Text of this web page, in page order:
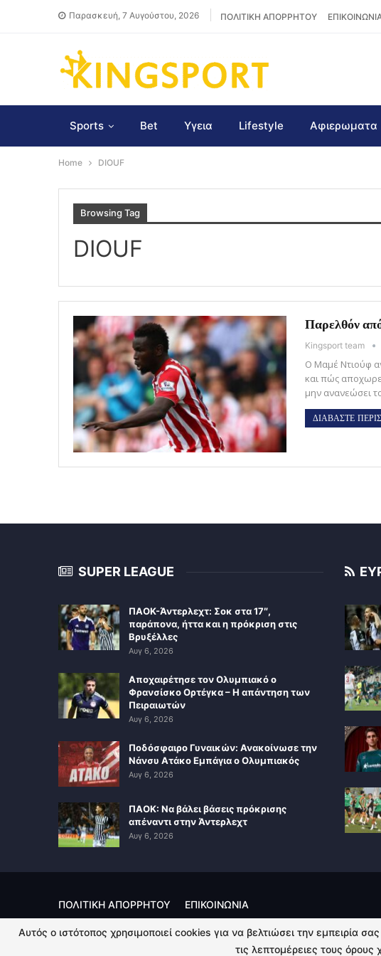
Παρασκευή, 7 Αυγούστου, 2026 ΠΟΛΙΤΙΚΗ ΑΠΟΡΡΗΤΟΥ
Sports Bet Υγεια Lifestyle Αφιερωματα
Home DIOUF
Browsing Tag
DIOUF
Παρελθόν
Kingsport team
Ο Μαμέ Ντιούφ
και πώς
μην ανανεώσει
ΔΙΑΒΑΣΤΕ
SUPER LEAGUE
ΠΑΟΚ-Άντερλεχτ: Σοκ στα 17″,
παράπονα, ήττα και η πρόκριση στις
Βρυξέλλες
Αυγ 6, 2026
Αποχαιρέτησε τον Ολυμπιακό ο
Φρανσίσκο Ορτέγκα – Η απάντηση των
Πειραιωτών
Αυγ 6, 2026
Ποδόσφαιρο Γυναικών: Ανακοίνωσε την
Νάνσυ Ατάκο Εμπάγια ο Ολυμπιακός
Αυγ 6, 2026
ΠΑΟΚ: Να βάλει βάσεις πρόκρισης
απέναντι στην Άντερλεχτ
Αυγ 6, 2026
ΠΟΛΙΤΙΚΗ ΑΠΟΡΡΗΤΟΥ ΕΠΙΚΟΙΝΩΝΙΑ
© 2026 - Kingsport.gr. All Rights Reserved.
Αυτός ο ιστότοπος χρησιμοποιεί cookies για να βελτιώσει την εμπειρία
τις λεπτομέρειες τους όρους